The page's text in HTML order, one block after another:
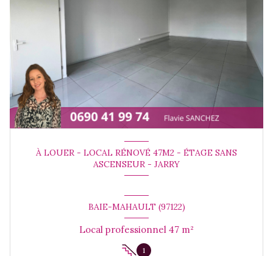
À LOUER - LOCAL RÉNOVÉ 47M2 - ÉTAGE SANS
ASCENSEUR - JARRY
BAIE-MAHAULT (97122)
Local professionnel 47 m²
1